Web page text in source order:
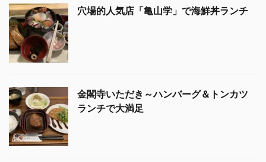
穴場的人気店「亀山学」で海鮮丼ランチ
金閣寺いただき～ハンバーグ＆トンカツ
ランチで大満足